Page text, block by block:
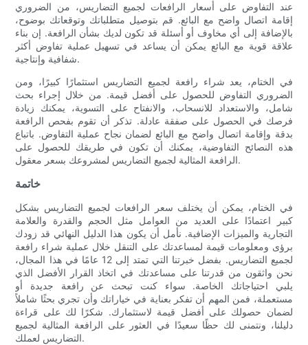
عند التفاوض على أسعار الرافعات لجميع التضاريس، من الضروري
إقامة اتصال واضح مع البائع. قم بتوصيل متطلباتك وتوقعاتك بوضوح،
بالإضافة إلى أي مخاوف أو أسئلة قد تكون لديك بشأن الرافعة. إن بناء
علاقة قوية مع البائع يمكن أن يساعد في تسهيل عملية تفاوض أكثر
شفافية وإنتاجية.
في الختام، يعد شراء رافعة لجميع التضاريس استثمارًا كبيرًا، ومن
الضروري التفاوض للحصول على أفضل قيمة. من خلال إجراء بحث
شامل، والاستعداد للانسحاب، والانفتاح على التسوية، يمكنك زيادة
فرصك في الحصول على صفقة عادلة. تذكر أن تقوم بفحص الرافعة
بدقة وإقامة اتصال واضح مع البائع لضمان نجاح عملية التفاوض. باتباع
هذه النصائح التفاوضية، يمكنك أن تكون في طريقك للحصول على
الرافعة المثالية لجميع التضاريس لمشروعك بسعر معقول.
خاتمة
في الختام، يمكن أن يختلف سعر الرافعات لجميع التضاريس بشكل
كبير اعتمادًا على العديد من العوامل مثل الحجم والقدرة والعلامة
التجارية والميزات الإضافية. نأمل أن يكون هذا الدليل النهائي قد زودك
برؤى ومعلومات قيمة لمساعدتك على التنقل خلال عملية شراء رافعة
لجميع التضاريس. بفضل خبرتنا التي تمتد إلى 12 عامًا في هذا المجال،
نحن واثقون من قدرتنا على مساعدتك في اتخاذ القرار الأفضل الذي
يلبي احتياجاتك الخاصة. سواء كنت تبحث عن رافعة جديدة أو
مستعملة، فمن المهم أن تفكر بعناية في خياراتك وأن تجري بحثًا شاملاً
لضمان حصولك على أفضل قيمة لاستثمارك. شكرًا لك على قراءة
دليلنا، ونتمنى لك حظًا سعيدًا في العثور على الرافعة المثالية لجميع
التضاريس لعملك.